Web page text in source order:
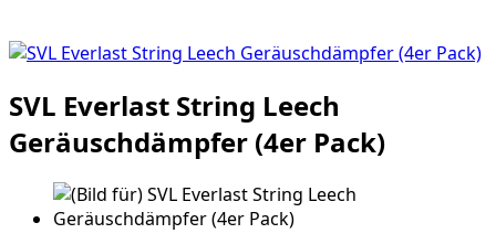
SVL Everlast String Leech
Geräuschdämpfer (4er Pack)